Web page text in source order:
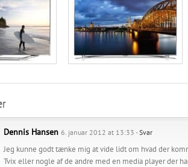
Dennis Hansen 6. januar 2012 at 13:33 -Svar
Jeg kunne godt tænke mig at vide lidt om hvad der
Tvix eller nogle af de andre med en media player der